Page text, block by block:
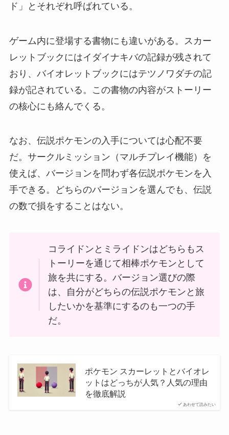
ド」とそれぞれ呼ばれている。
ゲーム内に登場する書物にも違いがある。スカー
レットブックにはイダイナキバの記録が残されて
おり、バイオレットブックにはテツノワダチの記
録が記されている。この書物の内容がストーリー
の核心にも絡んでくる。
なお、伝説ポケモンの入手については心配不要
だ。サークルミッション（マルチプレイ機能）を
使えば、バージョンを問わず各伝説ポケモンを入
手できる。どちらのバージョンを選んでも、伝説
の数で損をすることはない。
コライドンとミライドンはどちらもス
トーリーを通じて相棒ポケモンとして
旅を共にする。バージョン選びの際
は、自分がどちらの伝説ポケモンと旅
したいかを基準にするのも一つの手
だ。
あわせて読みたい
ポケモン スカーレットとバイオレ
ットはどっちが人気？人気の理由
を徹底解説